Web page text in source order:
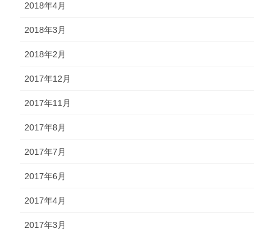
2018年4月
2018年3月
2018年2月
2017年12月
2017年11月
2017年8月
2017年7月
2017年6月
2017年4月
2017年3月